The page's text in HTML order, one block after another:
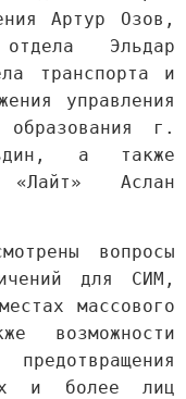
Артур Озов,
Эльдар
транспорта и
управления
г.
а также
«Лайт» Аслан
вопросы
для СИМ,
массового
возможности
и более лиц